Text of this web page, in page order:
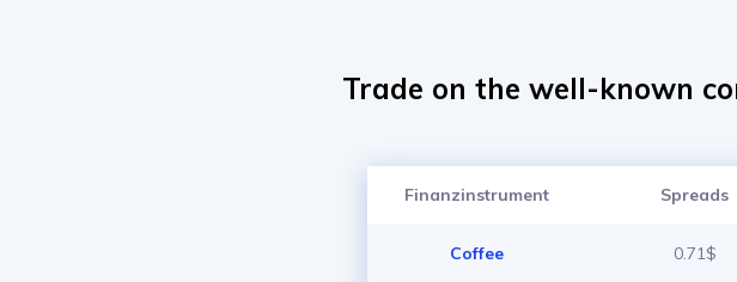
Trade on the well-known
Finanzinstrument Spreads
Coffee 0.71$